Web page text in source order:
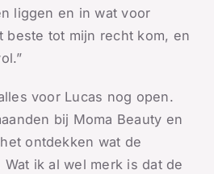
liggen en in wat voor
beste tot mijn recht kom, en
voor Lucas nog open.
bij Moma Beauty en
ontdekken wat de
ik al wel merk is dat de